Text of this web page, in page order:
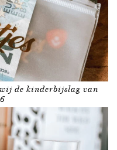
wij de kinderbijslag van